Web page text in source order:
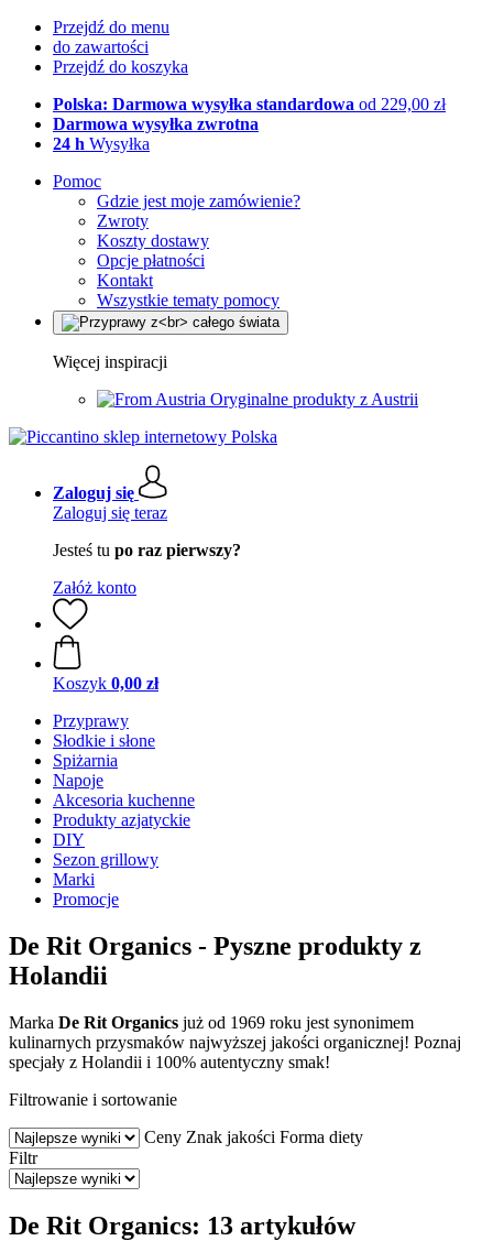
Przejdź do menu
do zawartości
Przejdź do koszyka
Polska: Darmowa wysyłka standardowa od 229,00 zł
Darmowa wysyłka zwrotna
24 h Wysyłka
Pomoc
Gdzie jest moje zamówienie?
Zwroty
Koszty dostawy
Opcje płatności
Kontakt
Wszystkie tematy pomocy
Więcej inspiracji
Oryginalne produkty z Austrii
Zaloguj się
Zaloguj się teraz
Jesteś tu po raz pierwszy?
Załóż konto
Koszyk 0,00 zł
Przyprawy
Słodkie i słone
Spiżarnia
Napoje
Akcesoria kuchenne
Produkty azjatyckie
DIY
Sezon grillowy
Marki
Promocje
De Rit Organics - Pyszne produkty z
Holandii
Marka De Rit Organics już od 1969 roku jest synonimem
kulinarnych przysmaków najwyższej jakości organicznej! Poznaj
specjały z Holandii i 100% autentyczny smak!
Filtrowanie i sortowanie
Ceny Znak jakości Forma diety
Filtr
De Rit Organics: 13 artykułów